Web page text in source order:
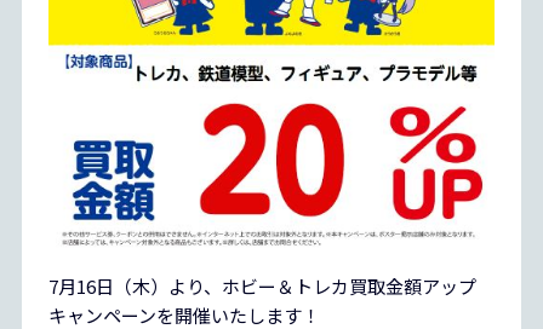
7月16日（木）より、ホビー＆トレカ買取金額アップ
キャンペーンを開催いたします！